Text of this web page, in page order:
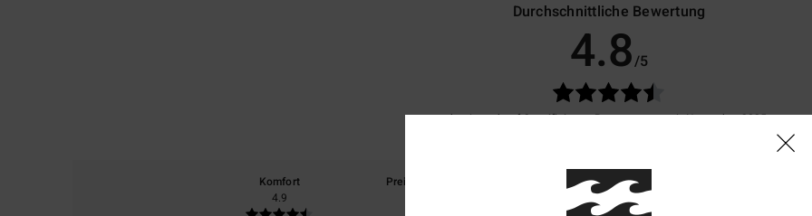
Durchschnittliche Bewertung
4.8/5
basierend auf9 verifizierten Bewertungenseit November 2025
Komfort
4.9
Preis-Leistungs-Verhältnis
Größe
Zu klein